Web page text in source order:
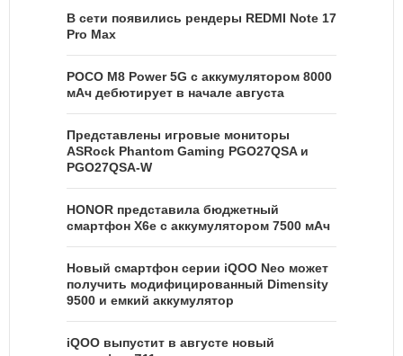
В сети появились рендеры REDMI Note 17
Pro Max
POCO M8 Power 5G с аккумулятором 8000
мАч дебютирует в начале августа
Представлены игровые мониторы
ASRock Phantom Gaming PGO27QSA и
PGO27QSA-W
HONOR представила бюджетный
смартфон X6e с аккумулятором 7500 мАч
Новый смартфон серии iQOO Neo может
получить модифицированный Dimensity
9500 и емкий аккумулятор
iQOO выпустит в августе новый